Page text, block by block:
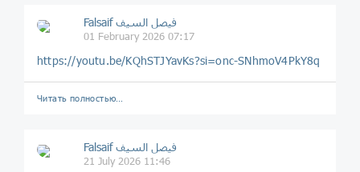
Falsaif فيصل السيف
01 February 2026 07:17
https://youtu.be/KQhSTJYavKs?si=onc-SNhmoV4PkY8q
Читать полностью…
Falsaif فيصل السيف
21 July 2026 11:46